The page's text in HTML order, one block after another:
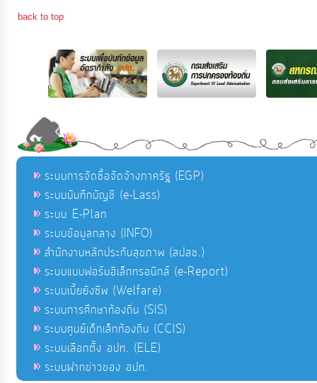
back to top
ระบบการจัดซื้อจัดจ้างภาครัฐ (EGP)
ระบบบันทึกบัญชี (e-Lass)
ระบบ E-Plan
ระบบข้อมูลกลาง (INFO)
สำนักงานหลักประกันสุขภาพ (สปสช.)
ระบบแบบฟอร์มอิเล็กทรอนิกส์ (e-Report)
ระบบเบี้ยยังชีพ (Welfare)
ระบบการศึกษาท้องถิ่น (SIS)
ระบบศูนย์เด็กเล็กท้องถิ่น (CCIS)
ระบบเลือกตั้ง อปท. (ELE)
ระบบฝากข่าวของ อปท.